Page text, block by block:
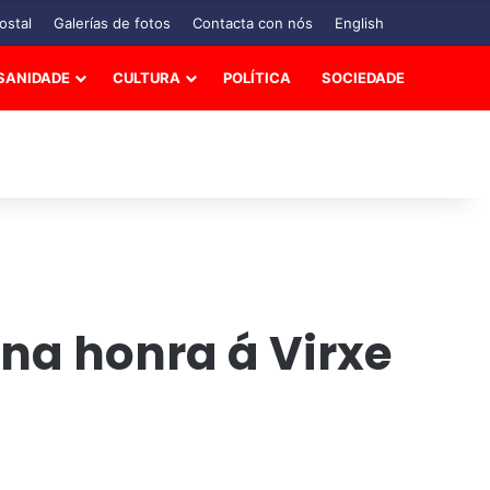
Galerías de fotos Contacta con nós English
CULTURA POLÍTICA SOCIEDADE
honra á Virxe